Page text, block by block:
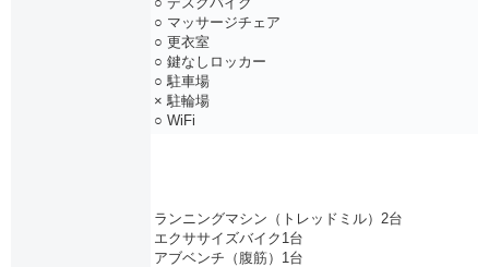
○ マッサージチェア
○ 更衣室
○ 鍵なしロッカー
○ 駐車場
× 駐輪場
○ WiFi
ランニングマシン（トレッドミル）2台
エクササイズバイク1台
アブベンチ（腹筋）1台